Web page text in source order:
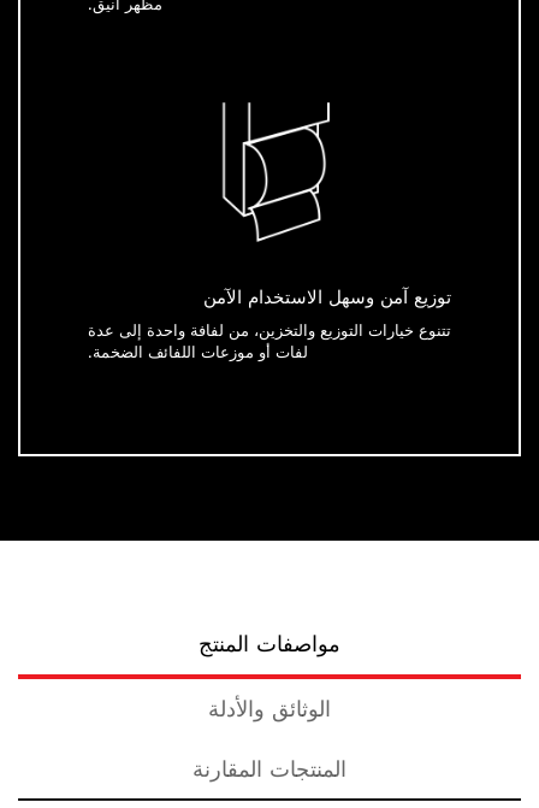
توزيع آمن وسهل الاستخدام الآمن
تتنوع خيارات التوزيع والتخزين، من لفافة واحدة إلى عدة
لفات أو موزعات اللفائف الضخمة.
مواصفات المنتج
الوثائق والأدلة
المنتجات المقارنة